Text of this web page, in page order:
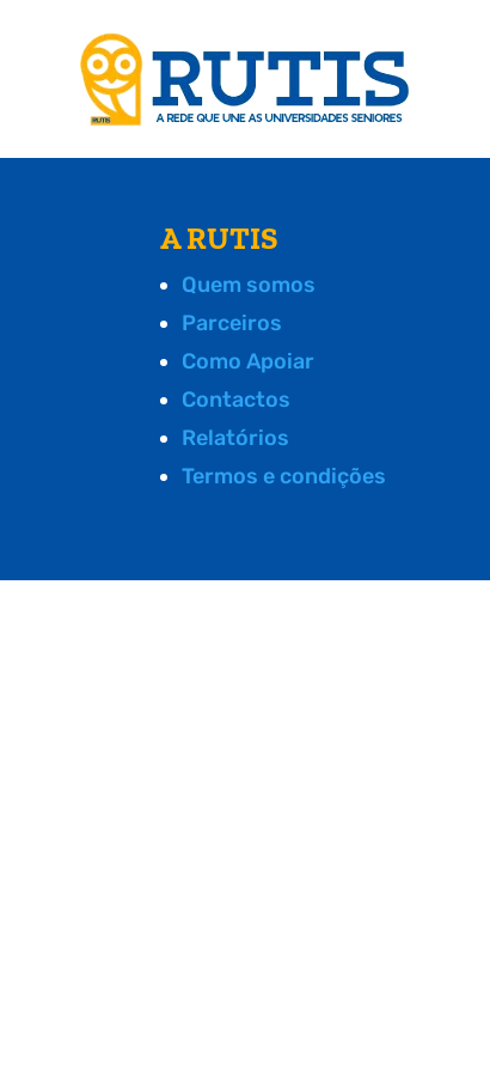
A RUTIS
Quem somos
Parceiros
Como Apoiar
Contactos
Relatórios
Termos e condições